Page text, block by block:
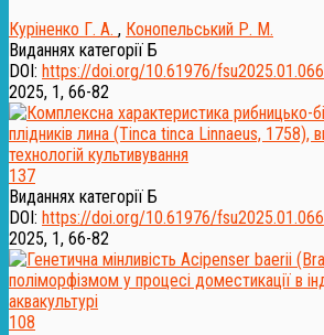
Куріненко Г. А. , Конопельський Р. М.
Виданнях категорії Б
DOI: https://doi.org/10.61976/fsu2025.01.066
2025, 1, 66-82
137
Виданнях категорії Б
DOI: https://doi.org/10.61976/fsu2025.01.066
2025, 1, 66-82
108